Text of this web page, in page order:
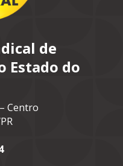
de
Estado do
Centro